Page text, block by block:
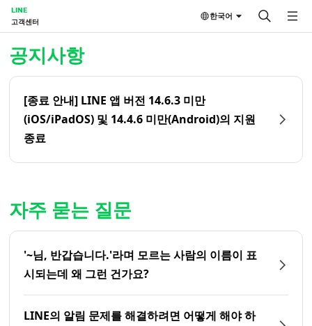
LINE
고객센터
한국어
공지사항
[종료 안내] LINE 앱 버전 14.6.3 미만
(iOS/iPadOS) 및 14.4.6 미만(Android)의 지원
종료
자주 묻는 질문
'~님, 반갑습니다.'라며 모르는 사람의 이름이 표
시되는데 왜 그런 건가요?
LINE의 알림 문제를 해결하려면 어떻게 해야 하